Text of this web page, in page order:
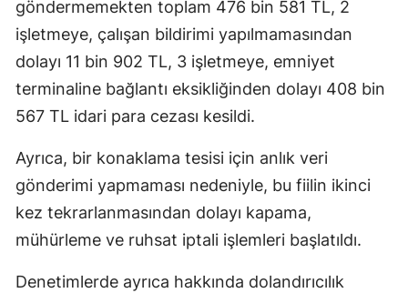
göndermemekten toplam 476 bin 581 TL, 2
işletmeye, çalışan bildirimi yapılmamasından
dolayı 11 bin 902 TL, 3 işletmeye, emniyet
terminaline bağlantı eksikliğinden dolayı 408 bin
567 TL idari para cezası kesildi.
Ayrıca, bir konaklama tesisi için anlık veri
gönderimi yapmaması nedeniyle, bu fiilin ikinci
kez tekrarlanmasından dolayı kapama,
mühürleme ve ruhsat iptali işlemleri başlatıldı.
Denetimlerde ayrıca hakkında dolandırıcılık